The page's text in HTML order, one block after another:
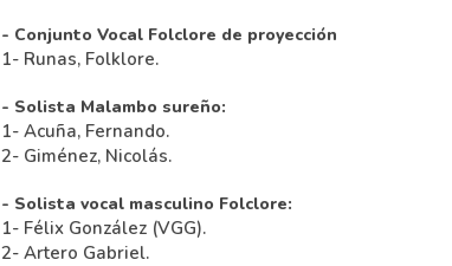
- Conjunto Vocal Folclore de proyección
1- Runas, Folklore.
- Solista Malambo sureño:
1- Acuña, Fernando.
2- Giménez, Nicolás.
- Solista vocal masculino Folclore:
1- Félix González (VGG).
2- Artero Gabriel.